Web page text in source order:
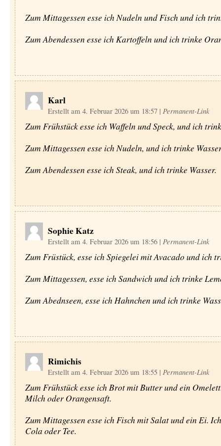
Zum Mittagessen esse ich Nudeln und Fisch und ich
Zum Abendessen esse ich Kartoffeln und ich trinke
Karl
Erstellt am 4. Februar 2026 um 18:57 | Permanent-Link
Zum Frühstück esse ich Waffeln und Speck, und ich
Zum Mittagessen esse ich Nudeln, und ich trinke
Zum Abendessen esse ich Steak, und ich trinke Wasser.
Sophie Katz
Erstellt am 4. Februar 2026 um 18:56 | Permanent-Link
Zum Früstück, esse ich Spiegelei mit Avacado und ich
Zum Mittagessen, esse ich Sandwich und ich trinke
Zum Abednseen, esse ich Hahnchen und ich trinke
Rimichis
Erstellt am 4. Februar 2026 um 18:55 | Permanent-Link
Zum Frühstück esse ich Brot mit Butter und ein
Milch oder Orangensaft.
Zum Mittagessen esse ich Fisch mit Salat und ein Ei.
Cola oder Tee.